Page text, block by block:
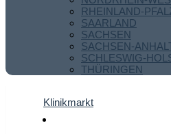
RHEINLAND-
SAARLAND
SACHSEN
SACHSEN-
SCHLESWIG-
THÜRINGEN
Klinikmarkt